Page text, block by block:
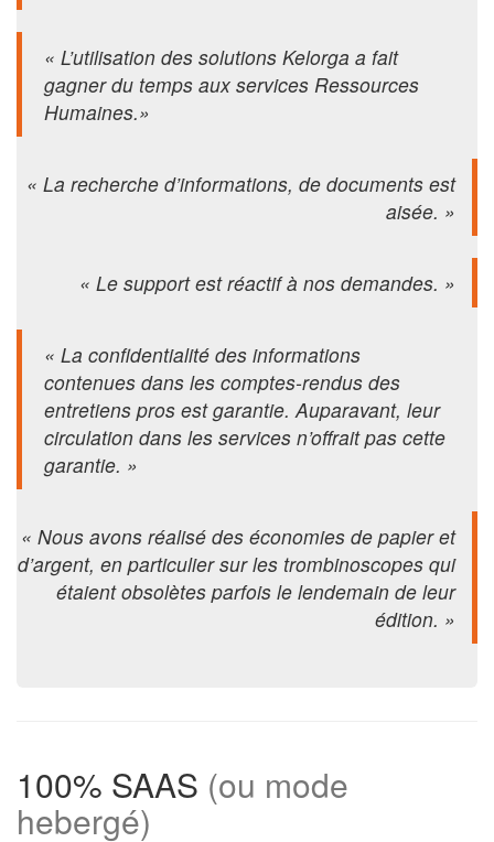
« L’utilisation des solutions Kelorga a fait
gagner du temps aux services Ressources
Humaines.»
« La recherche d’informations, de documents est
aisée. »
« Le support est réactif à nos demandes. »
« La confidentialité des informations
contenues dans les comptes-rendus des
entretiens pros est garantie. Auparavant, leur
circulation dans les services n’offrait pas cette
garantie. »
« Nous avons réalisé des économies de papier et
d’argent, en particulier sur les trombinoscopes qui
étaient obsolètes parfois le lendemain de leur
édition. »
100% SAAS (ou mode
hebergé)